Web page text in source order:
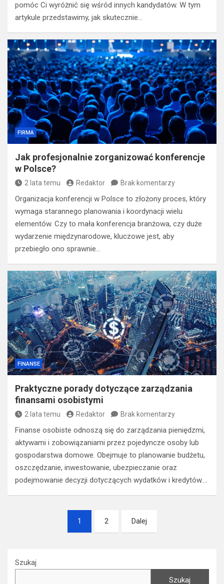
pomóc Ci wyróżnić się wśród innych kandydatów. W tym
artykule przedstawimy, jak skutecznie…
FIRMA
Jak profesjonalnie zorganizować konferencje
w Polsce?
2 lata temu Redaktor Brak komentarzy
Organizacja konferencji w Polsce to złożony proces, który
wymaga starannego planowania i koordynacji wielu
elementów. Czy to mała konferencja branżowa, czy duże
wydarzenie międzynarodowe, kluczowe jest, aby
przebiegło ono sprawnie…
FINANSE
Praktyczne porady dotyczące zarządzania
finansami osobistymi
2 lata temu Redaktor Brak komentarzy
Finanse osobiste odnoszą się do zarządzania pieniędzmi,
aktywami i zobowiązaniami przez pojedyncze osoby lub
gospodarstwa domowe. Obejmuje to planowanie budżetu,
oszczędzanie, inwestowanie, ubezpieczanie oraz
podejmowanie decyzji dotyczących wydatków i kredytów.…
1 2 Dalej
Szukaj
Szukaj